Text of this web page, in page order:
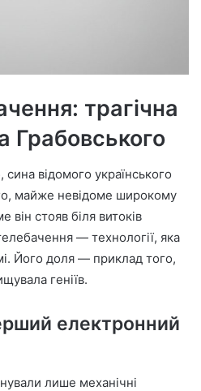
трагічна
Грабовського
сина відомого українського
майже невідоме широкому
він стояв біля витоків
— технології, яка
Його доля — приклад того,
геніїв.
електронний
лише механічні